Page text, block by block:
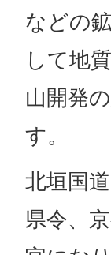
などの
して地
山開発
す。
北垣国
県令、